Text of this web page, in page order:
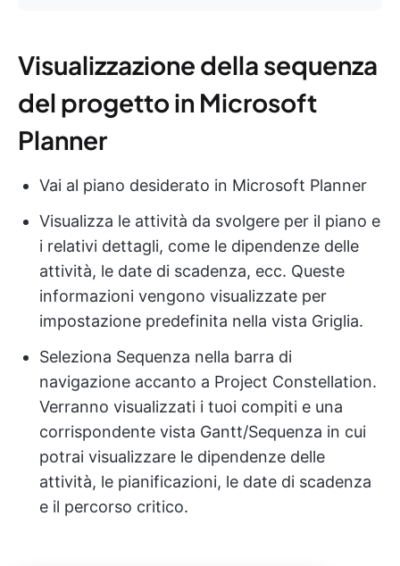
Visualizzazione della sequenza
del progetto in Microsoft
Planner
Vai al piano desiderato in Microsoft Planner
Visualizza le attività da svolgere per il piano e
i relativi dettagli, come le dipendenze delle
attività, le date di scadenza, ecc. Queste
informazioni vengono visualizzate per
impostazione predefinita nella vista Griglia.
Seleziona Sequenza nella barra di
navigazione accanto a Project Constellation.
Verranno visualizzati i tuoi compiti e una
corrispondente vista Gantt/Sequenza in cui
potrai visualizzare le dipendenze delle
attività, le pianificazioni, le date di scadenza
e il percorso critico.